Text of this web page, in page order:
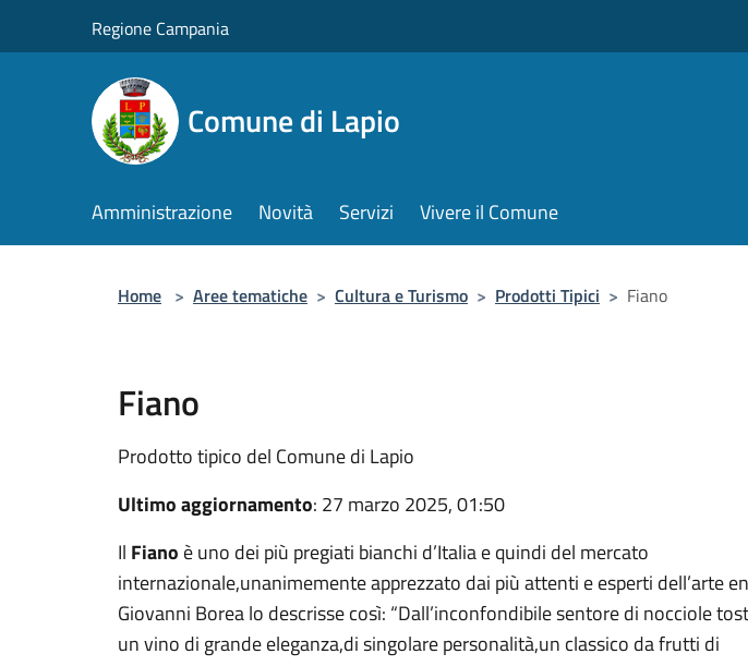
Regione Campania
Comune di Lapio
Amministrazione Novità Servizi Vivere il Comune
Home > Aree tematiche > Cultura e Turismo > Prodotti Tipici > Fiano
Fiano
Prodotto tipico del Comune di Lapio
Ultimo aggiornamento: 27 marzo 2025, 01:50
Il Fiano è uno dei più pregiati bianchi d’Italia e quindi del mercato
internazionale,unanimemente apprezzato dai più attenti e esperti dell’arte
Giovanni Borea lo descrisse così: “Dall’inconfondibile sentore di nocciole
un vino di grande eleganza,di singolare personalità,un classico da frutti di